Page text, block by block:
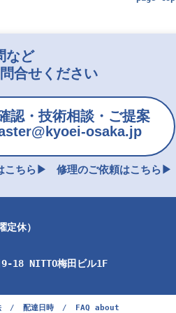
など
合せください
認・技術相談・ご提案
osaka.jp
こちら▶︎ 修理のご依頼はこちら▶︎
休）
18 NITTO梅田ビル1F
/ 配達日時 / FAQ about